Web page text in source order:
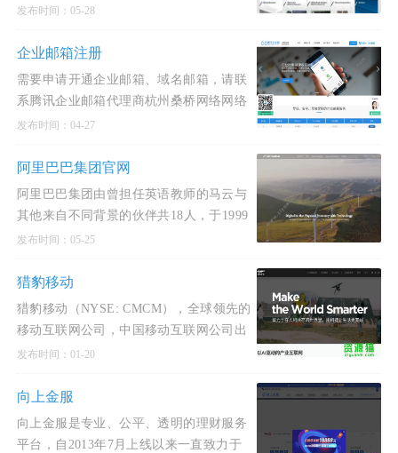
擎“创意、考量、性价比”的设计理念的同
发布时间：05-28
企业邮箱注册
需要申请开通企业邮箱、域名邮箱，请联
系腾讯企业邮箱代理商杭州桑桥网络网络
科技有限公司进行企业邮箱注册。
发布时间：04-27
阿里巴巴集团官网
阿里巴巴集团由曾担任英语教师的马云与
其他来自不同背景的伙伴共18人，于1999
年在中国杭州创立。从一开始，所有创始
发布时间：05-25
猎豹移动
猎豹移动（NYSE: CMCM），全球领先的
移动互联网公司，中国移动互联网公司出
海领军者；致力于用AI+大数据为全球用
发布时间：01-20
向上金服
向上金服是专业、公平、透明的理财服务
平台，自2013年7月上线以来一直致力于